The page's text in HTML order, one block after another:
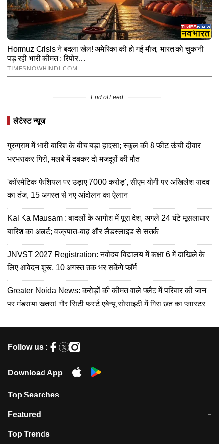
End of Feed
लेटेस्ट न्यूज
गुरुग्राम में भारी बारिश के बीच बड़ा हादसा; स्कूल की 8 फीट ऊंची दीवार
भरभराकर गिरी, मलबे में दबकर दो मजदूरों की मौत
'कॉस्मेटिक फेशियल पर उड़ाए 7000 करोड़', सीएम योगी पर अखिलेश यादव
का तंज, 15 अगस्त से नए आंदोलन का ऐलान
Kal Ka Mausam : बादलों के आगोश में पूरा देश, अगले 24 घंटे मूसलाधार
बारिश का अलर्ट; वज्रपात-बाढ़ और लैंडस्लाइड से सतर्क
JNVST 2027 Registration: नवोदय विद्यालय में कक्षा 6 में दाखिले के
लिए आवेदन शुरू, 10 अगस्त तक भर सकेंगे फॉर्म
Greater Noida News: करोड़ों की कीमत वाले फ्लैट में परिवार की जान
पर मंडराया खतरा! गौर सिटी फर्स्ट एवेन्यू सोसाइटी में गिरा छत का प्लास्टर
Follow us :
Download App
Top Searches
मुंबई में लगे 'जेन जी' के पोस्टर, लिखा- 'मैं
Featured
10 अगस्त को विधानसभा का घेराव करेंगे
Top Trends